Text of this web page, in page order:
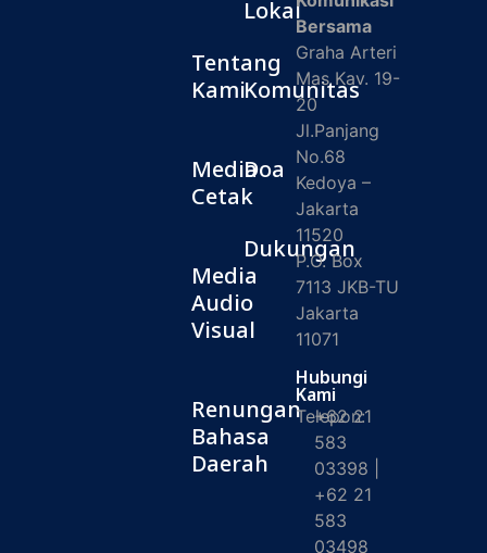
Tentang
Kami
Media
Cetak
Media
Audio
Visual
Renungan
Bahasa
Daerah
Lokal
Komunitas
Doa
Dukungan
Bersama
Graha Arteri
Mas Kav. 19-
20
Jl.Panjang
No.68
Kedoya –
Jakarta
11520
P.O. Box
7113 JKB-TU
Jakarta
11071
Hubungi
Kami
Telepon:
+62 21
583
03398 |
+62 21
583
03498